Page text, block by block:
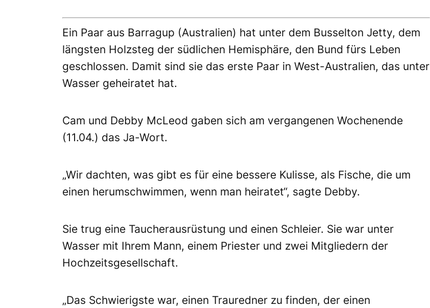
Ein Paar aus Barragup (Australien) hat unter dem Busselton Jetty, dem
längsten Holzsteg der südlichen Hemisphäre, den Bund fürs Leben
geschlossen. Damit sind sie das erste Paar in West-Australien, das unter
Wasser geheiratet hat.
Cam und Debby McLeod gaben sich am vergangenen Wochenende
(11.04.) das Ja-Wort.
„Wir dachten, was gibt es für eine bessere Kulisse, als Fische, die um
einen herumschwimmen, wenn man heiratet“, sagte Debby.
Sie trug eine Taucherausrüstung und einen Schleier. Sie war unter
Wasser mit Ihrem Mann, einem Priester und zwei Mitgliedern der
Hochzeitsgesellschaft.
„Das Schwierigste war, einen Trauredner zu finden, der einen